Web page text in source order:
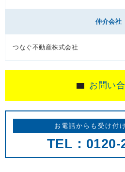
仲介会社
つなぐ不動産株式会社
お問い
お電話からも受け付
TEL：0120-